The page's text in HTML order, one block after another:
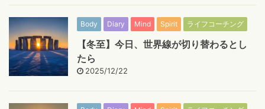
Body Diary Mind Spirit ライフコーチング
【冬至】今日、世界線が切り替わるとし
たら
2025/12/22